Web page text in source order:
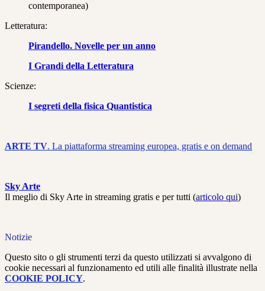
contemporanea)
Letteratura:
Pirandello. Novelle per un anno
I Grandi della Letteratura
Scienze:
I segreti della fisica Quantistica
ARTE TV. La piattaforma streaming europea, gratis e on demand
Sky Arte
Il meglio di Sky Arte in streaming gratis e per tutti (articolo qui)
Notizie
Questo sito o gli strumenti terzi da questo utilizzati si avvalgono di
cookie necessari al funzionamento ed utili alle finalità illustrate nella
COOKIE POLICY.